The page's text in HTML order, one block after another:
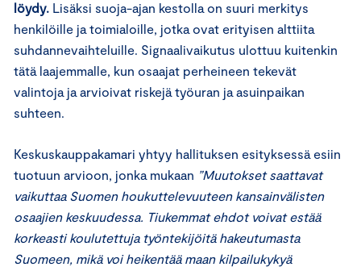
löydy. Lisäksi suoja-ajan kestolla on suuri merkitys
henkilöille ja toimialoille, jotka ovat erityisen alttiita
suhdannevaihteluille. Signaalivaikutus ulottuu kuitenkin
tätä laajemmalle, kun osaajat perheineen tekevät
valintoja ja arvioivat riskejä työuran ja asuinpaikan
suhteen.
Keskuskauppakamari yhtyy hallituksen esityksessä esiin
tuotuun arvioon, jonka mukaan ”Muutokset saattavat
vaikuttaa Suomen houkuttelevuuteen kansainvälisten
osaajien keskuudessa. Tiukemmat ehdot voivat estää
korkeasti koulutettuja työntekijöitä hakeutumasta
Suomeen, mikä voi heikentää maan kilpailukykyä